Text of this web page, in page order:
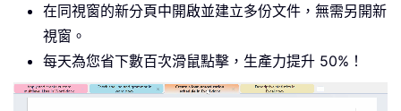
在同視窗的新分頁中開啟並建立多份文件，無需另開新
視窗。
每天為您省下數百次滑鼠點擊，生產力提升 50%！